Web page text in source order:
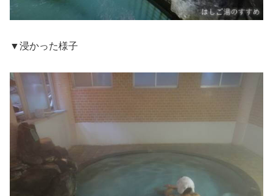
▼浸かった様子